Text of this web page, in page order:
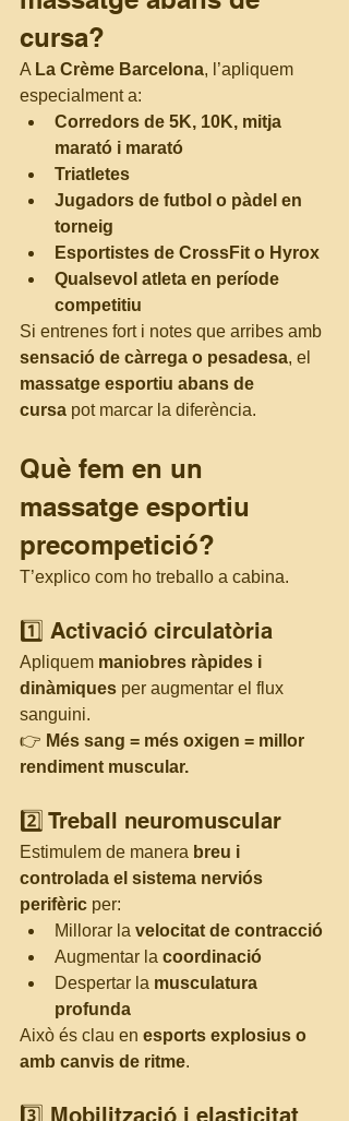
cursa?
A La Crème Barcelona, l’apliquem
especialment a:
Corredors de 5K, 10K, mitja
marató i marató
Triatletes
Jugadors de futbol o pàdel en
torneig
Esportistes de CrossFit o Hyrox
Qualsevol atleta en període
competitiu
Si entrenes fort i notes que arribes amb
sensació de càrrega o pesadesa, el
massatge esportiu abans de
cursa pot marcar la diferència.
Què fem en un
massatge esportiu
precompetició?
T’explico com ho treballo a cabina.
1️⃣ Activació circulatòria
Apliquem maniobres ràpides i
dinàmiques per augmentar el flux
sanguini.
👉 Més sang = més oxigen = millor
rendiment muscular.
2️⃣ Treball neuromuscular
Estimulem de manera breu i
controlada el sistema nerviós
perifèric per:
Millorar la velocitat de contracció
Augmentar la coordinació
Despertar la musculatura
profunda
Això és clau en esports explosius o
amb canvis de ritme.
3️⃣ Mobilització i elasticitat